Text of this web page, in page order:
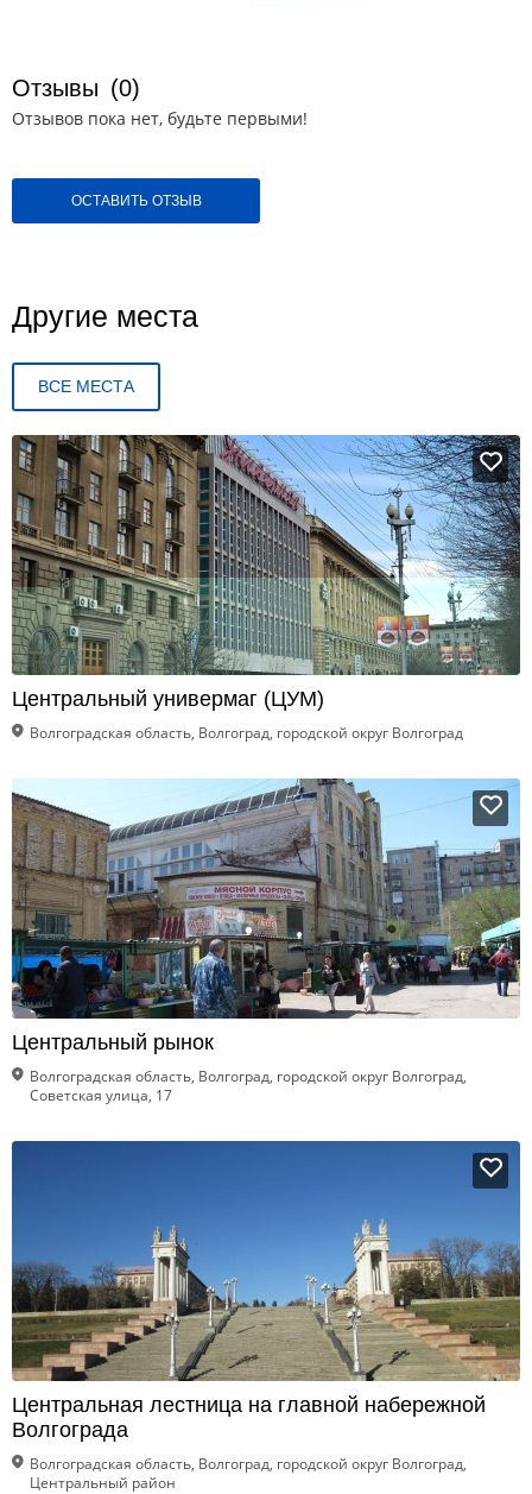
Отзывы (0)
Отзывов пока нет, будьте первыми!
ОСТАВИТЬ ОТЗЫВ
Другие места
ВСЕ МЕСТА
Центральный универмаг (ЦУМ)
Волгоградская область, Волгоград, городской округ Волгоград
Центральный рынок
Волгоградская область, Волгоград, городской округ Волгоград,
Советская улица, 17
Центральная лестница на главной набережной
Волгограда
Волгоградская область, Волгоград, городской округ Волгоград,
Центральный район